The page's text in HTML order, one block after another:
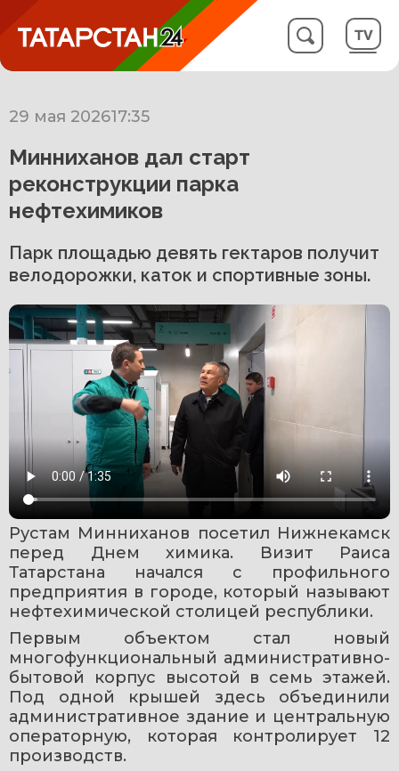
29 мая 202617:35
Минниханов дал старт
реконструкции парка
нефтехимиков
Парк площадью девять гектаров получит
велодорожки, каток и спортивные зоны.
Рустам Минниханов посетил Нижнекамск
перед Днем химика. Визит Раиса
Татарстана начался с профильного
предприятия в городе, который называют
нефтехимической столицей республики.
Первым объектом стал новый
многофункциональный административно-
бытовой корпус высотой в семь этажей.
Под одной крышей здесь объединили
административное здание и центральную
операторную, которая контролирует 12
производств.